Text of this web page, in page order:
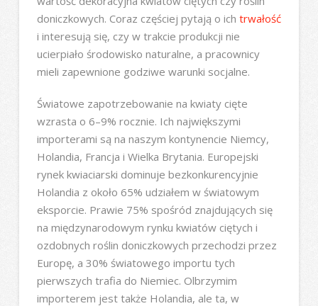
doniczkowych. Coraz częściej pytają o ich trwałość
i interesują się, czy w trakcie produkcji nie
ucierpiało środowisko naturalne, a pracownicy
mieli zapewnione godziwe warunki socjalne.
Światowe zapotrzebowanie na kwiaty cięte
wzrasta o 6–9% rocznie. Ich największymi
importerami są na naszym kontynencie Niemcy,
Holandia, Francja i Wielka Brytania. Europejski
rynek kwiaciarski dominuje bezkonkurencyjnie
Holandia z około 65% udziałem w światowym
eksporcie. Prawie 75% spośród znajdujących się
na międzynarodowym rynku kwiatów ciętych i
ozdobnych roślin doniczkowych przechodzi przez
Europę, a 30% światowego importu tych
pierwszych trafia do Niemiec. Olbrzymim
importerem jest także Holandia, ale ta, w